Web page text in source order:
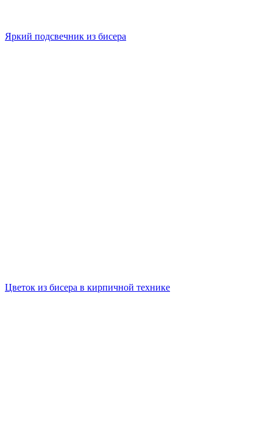
Яркий подсвечник из бисера
Цветок из бисера в кирпичной технике